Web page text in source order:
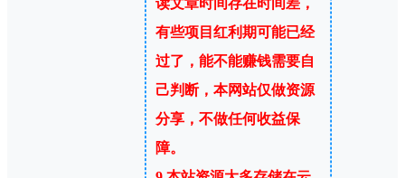
有些项目红利期可能已经
过了，能不能赚钱需要自
己判断，本网站仅做资源
分享，不做任何收益保
障。